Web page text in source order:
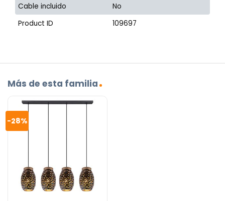
Cable incluido
No
Product ID
109697
Más de esta familia
-28%